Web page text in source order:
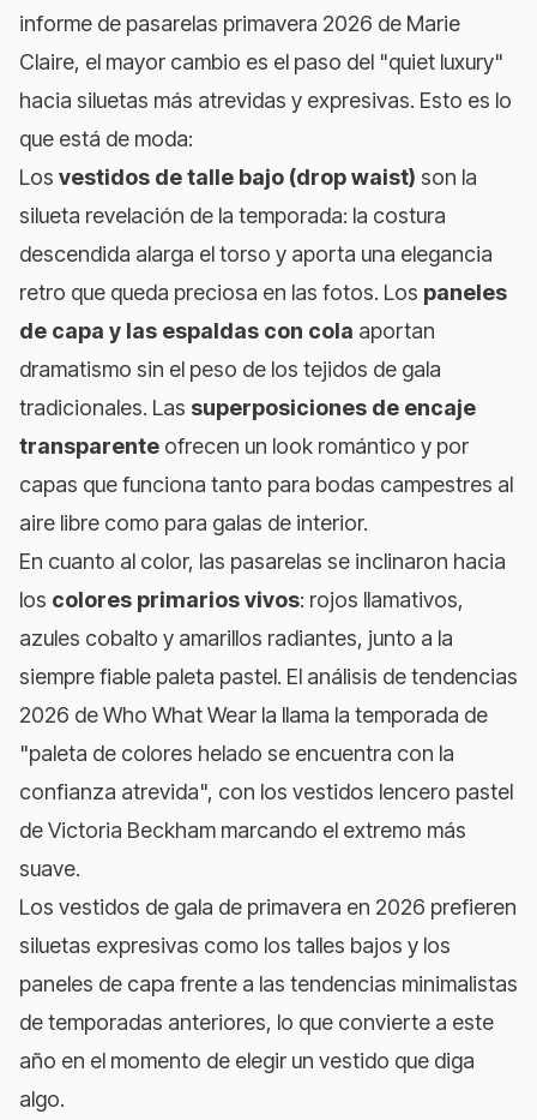
informe de pasarelas primavera 2026 de Marie
Claire, el mayor cambio es el paso del "quiet luxury"
hacia siluetas más atrevidas y expresivas. Esto es lo
que está de moda:
Los vestidos de talle bajo (drop waist) son la
silueta revelación de la temporada: la costura
descendida alarga el torso y aporta una elegancia
retro que queda preciosa en las fotos. Los paneles
de capa y las espaldas con cola aportan
dramatismo sin el peso de los tejidos de gala
tradicionales. Las superposiciones de encaje
transparente ofrecen un look romántico y por
capas que funciona tanto para bodas campestres al
aire libre como para galas de interior.
En cuanto al color, las pasarelas se inclinaron hacia
los colores primarios vivos: rojos llamativos,
azules cobalto y amarillos radiantes, junto a la
siempre fiable paleta pastel. El análisis de tendencias
2026 de Who What Wear la llama la temporada de
"paleta de colores helado se encuentra con la
confianza atrevida", con los vestidos lencero pastel
de Victoria Beckham marcando el extremo más
suave.
Los vestidos de gala de primavera en 2026 prefieren
siluetas expresivas como los talles bajos y los
paneles de capa frente a las tendencias minimalistas
de temporadas anteriores, lo que convierte a este
año en el momento de elegir un vestido que diga
algo.